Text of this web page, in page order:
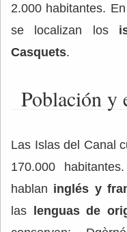
2.000 habitantes.
se localizan los
Casquets.
Población y
Las Islas del Canal
170.000
hablan inglés y
las lenguas de